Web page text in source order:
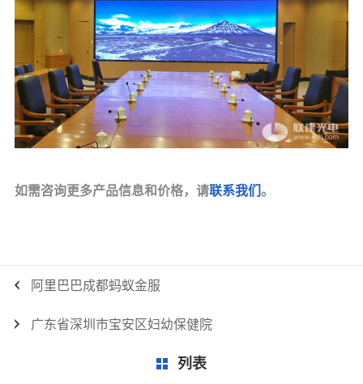
如需咨询更多产品信息和价格，请联系我们。
阿里巴巴成都蚂蚁金服
广东省深圳市宝安区妇幼保健院
列表